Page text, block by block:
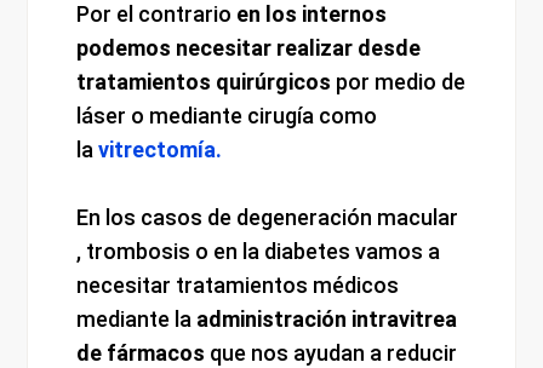
Por el contrario en los internos
podemos necesitar realizar desde
tratamientos quirúrgicos por medio de
láser o mediante cirugía como
lavitrectomía.
En los casos de degeneración macular
, trombosis o en la diabetes vamos a
necesitar tratamientos médicos
mediante la administración intravitrea
de fármacos que nos ayudan a reducir